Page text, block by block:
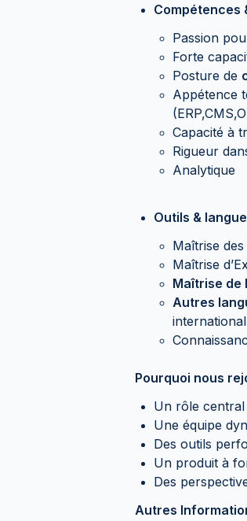
Compétences
Passion
Forte
Posture de
Appétence
Capacité à
Rigueur
Analytique
Outils &
Maîtrise
Maîtrise
Maîtrise de
Autres
Pourquoi nous
Un rôle central
Une équipe
Des outils
Un produit à
Des
Autres